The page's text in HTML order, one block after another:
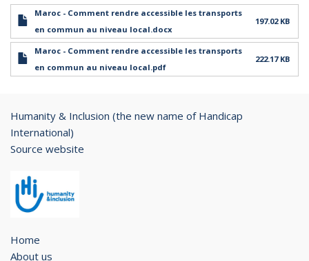
Maroc - Comment rendre accessible les transports
en commun au niveau local.docx
197.02 KB
Maroc - Comment rendre accessible les transports
en commun au niveau local.pdf
222.17 KB
Humanity & Inclusion (the new name of Handicap
International)
Source website
Home
About us